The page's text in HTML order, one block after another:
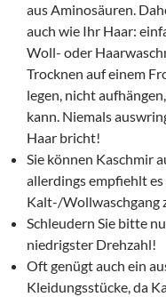
aus Aminosäuren.
auch wie Ihr Haar:
Woll- oder
Trocknen auf einem
legen, nicht
kann. Niemals
Haar bricht!
Sie können Kaschmir
allerdings empfiehlt
Kalt-/Wollwaschgang
Schleudern Sie bitte
niedrigster Drehzahl!
Oft genügt auch ein
Kleidungsstücke, da